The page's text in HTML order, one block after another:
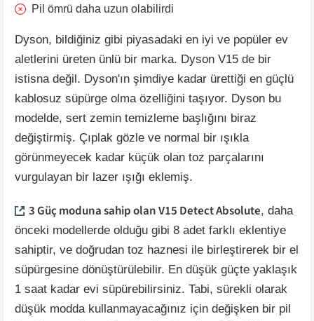
Pil ömrü daha uzun olabilirdi
Dyson, bildiğiniz gibi piyasadaki en iyi ve popüler ev
aletlerini üreten ünlü bir marka. Dyson V15 de bir
istisna değil. Dyson'ın şimdiye kadar ürettiği en güçlü
kablosuz süpürge olma özelliğini taşıyor. Dyson bu
modelde, sert zemin temizleme başlığını biraz
değiştirmiş. Çıplak gözle ve normal bir ışıkla
görünmeyecek kadar küçük olan toz parçalarını
vurgulayan bir lazer ışığı eklemiş.
3 Güç moduna sahip olan V15 Detect Absolute, daha
önceki modellerde olduğu gibi 8 adet farklı eklentiye
sahiptir, ve doğrudan toz haznesi ile birleştirerek bir el
süpürgesine dönüştürülebilir. En düşük güçte yaklaşık
1 saat kadar evi süpürebilirsiniz. Tabi, sürekli olarak
düşük modda kullanmayacağınız için değişken bir pil